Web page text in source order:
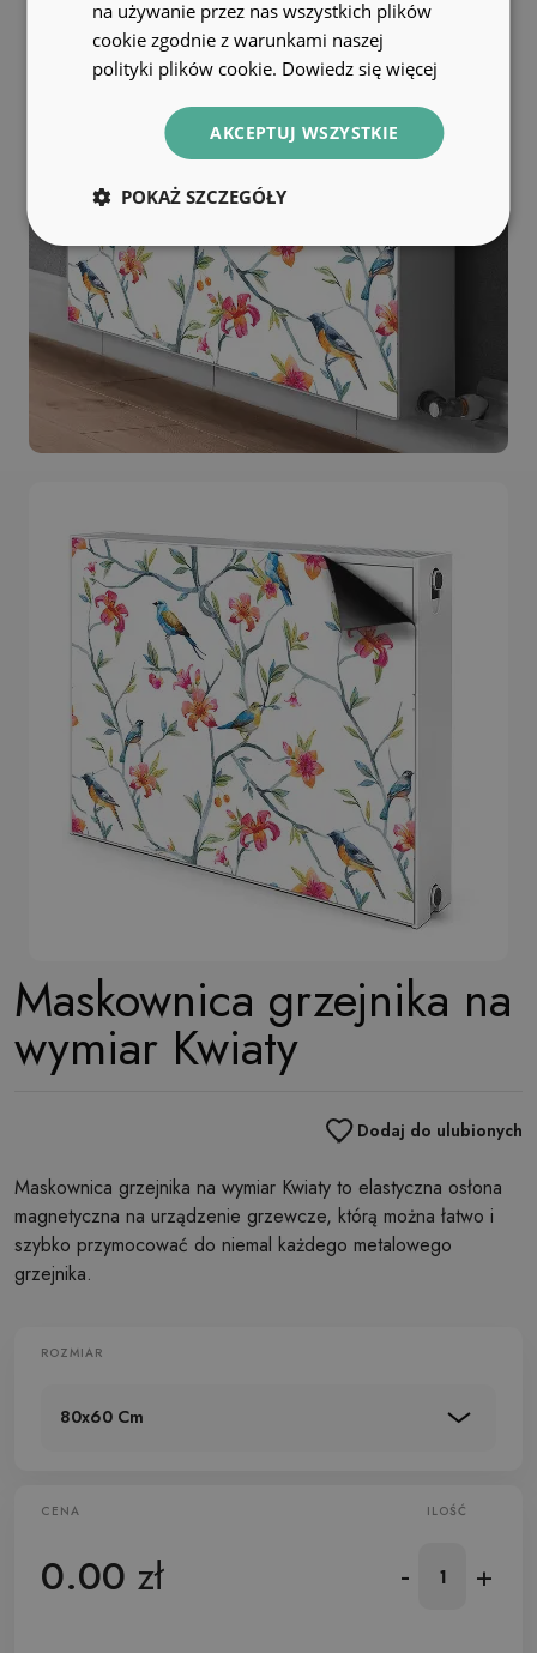
Maskownica grzejnika na
wymiar Kwiaty
Dodaj do ulubionych
Maskownica grzejnika na wymiar Kwiaty to elastyczna osłona
magnetyczna na urządzenie grzewcze, którą można łatwo i
szybko przymocować do niemal każdego metalowego
grzejnika.
ROZMIAR
80x60 Cm
CENA
0.00 zł
ILOŚĆ
- +
na używanie przez nas wszystkich plików
cookie zgodnie z warunkami naszej
polityki plików cookie. Dowiedz się więcej
AKCEPTUJ WSZYSTKIE
POKAŻ SZCZEGÓŁY